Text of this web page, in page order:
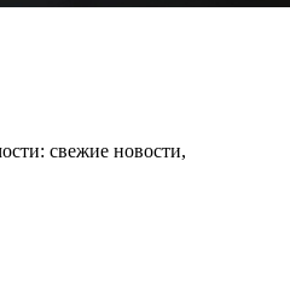
свежие новости,